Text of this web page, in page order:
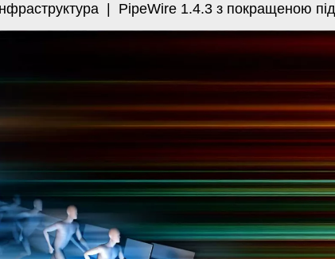
|PipeWire 1.4.3 з покращеною